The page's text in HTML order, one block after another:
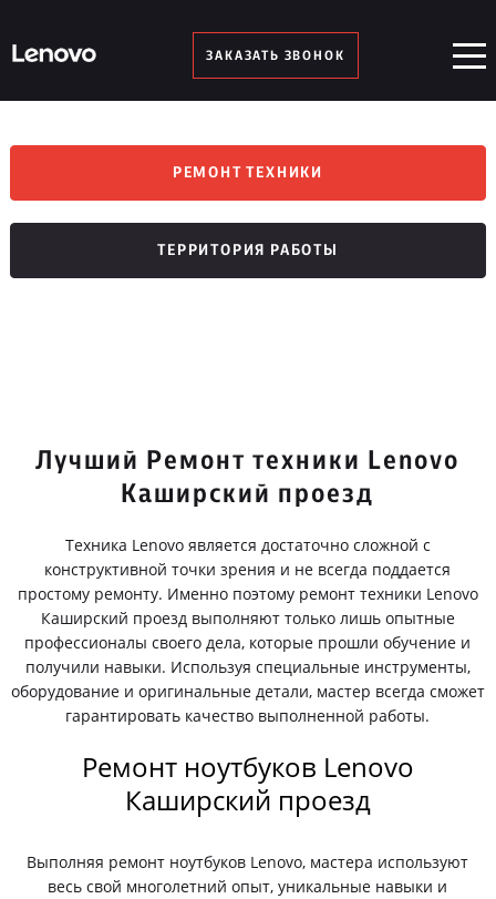
ЗАКАЗАТЬ ЗВОНОК
РЕМОНТ ТЕХНИКИ
ТЕРРИТОРИЯ РАБОТЫ
Лучший Ремонт техники Lenovo
Каширский проезд
Техника Lenovo является достаточно сложной с
конструктивной точки зрения и не всегда поддается
простому ремонту. Именно поэтому ремонт техники Lenovo
Каширский проезд выполняют только лишь опытные
профессионалы своего дела, которые прошли обучение и
получили навыки. Используя специальные инструменты,
оборудование и оригинальные детали, мастер всегда сможет
гарантировать качество выполненной работы.
Ремонт ноутбуков Lenovo
Каширский проезд
Выполняя ремонт ноутбуков Lenovo, мастера используют
весь свой многолетний опыт, уникальные навыки и